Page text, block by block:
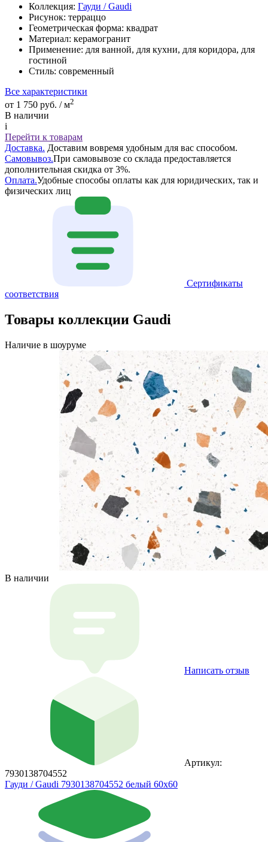
Коллекция: Гауди / Gaudi
Рисунок: терраццо
Геометрическая форма: квадрат
Материал: керамогранит
Применение: для ванной, для кухни, для коридора, для
гостиной
Стиль: современный
Все характеристики
от 1 750 руб. / м2
В наличии
i
Перейти к товарам
Доставка. Доставим вовремя удобным для вас способом.
Самовывоз.При самовывозе со склада предоставляется
дополнительная скидка от 3%.
Оплата.Удобные способы оплаты как для юридических, так и
физических лиц
Сертификаты
соответствия
Товары коллекции Gaudi
Наличие в шоуруме
В наличии
Написать отзыв
Артикул:
7930138704552
Гауди / Gaudi 7930138704552 белый 60x60